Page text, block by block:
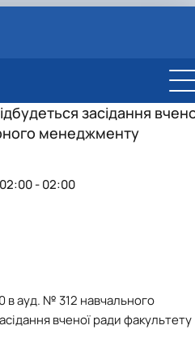
робота
(PhD)
з можливістю отримання
(Double Degree Pr…
засідання
менеджменту
в ауд. № 312 навчального
вченої ради факультету
02:00 - 02:00